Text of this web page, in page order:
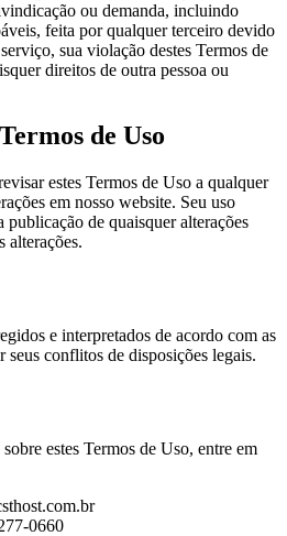
ou demanda, incluindo
feita por qualquer terceiro devido
sua violação destes Termos de
direitos de outra pessoa ou
de Uso
estes Termos de Uso a qualquer
em nosso website. Seu uso
de quaisquer alterações
alterações.
e interpretados de acordo com as
seus conflitos de disposições legais.
estes Termos de Uso, entre em
0660